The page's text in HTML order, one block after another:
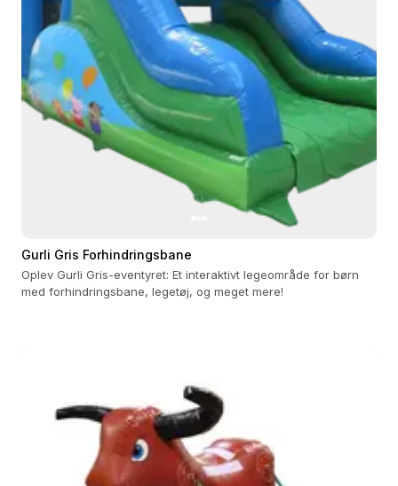
Gurli Gris Forhindringsbane
Oplev Gurli Gris-eventyret: Et interaktivt legeområde for børn
med forhindringsbane, legetøj, og meget mere!